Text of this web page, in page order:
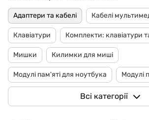
Адаптери та кабелі Кабелі
Клавіатури Комплекти: клавіатури
Мишки Килимки для миші
Модулі пам'яті для ноутбука Модулі
Жорсткі диски
Всі категорії
GAZIKAI
Онлайн · пошук техніки
Привіт! 👋 Я Gazik AI — допоможу
підібрати вживану комп'ютерну
Що шукаєш?